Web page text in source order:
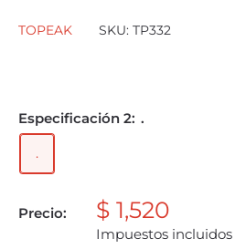
TOPEAK SKU: TP332
Especificación 2: .
.
Precio: $ 1,520
Impuestos incluidos